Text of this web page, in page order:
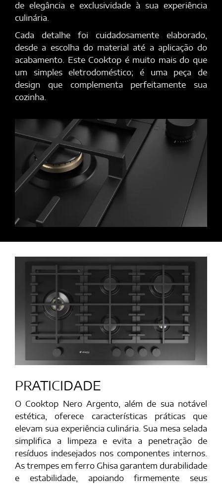
de elegância e exclusividade à sua experiência
culinária.
Cada detalhe foi cuidadosamente elaborado,
desde a escolha do material até a aplicação do
acabamento. Este Cooktop é muito mais do que
um simples eletrodoméstico; é uma peça de
design que complementa perfeitamente sua
cozinha.
PRATICIDADE
O Cooktop Nero Argento, além de sua notável
estética, oferece características práticas que
elevam sua experiência culinária. Sua mesa selada
simplifica a limpeza e evita a penetração de
resíduos indesejados nos componentes internos.
As trempes em ferro Ghisa garantem durabilidade
e estabilidade, apoiando firmemente seus